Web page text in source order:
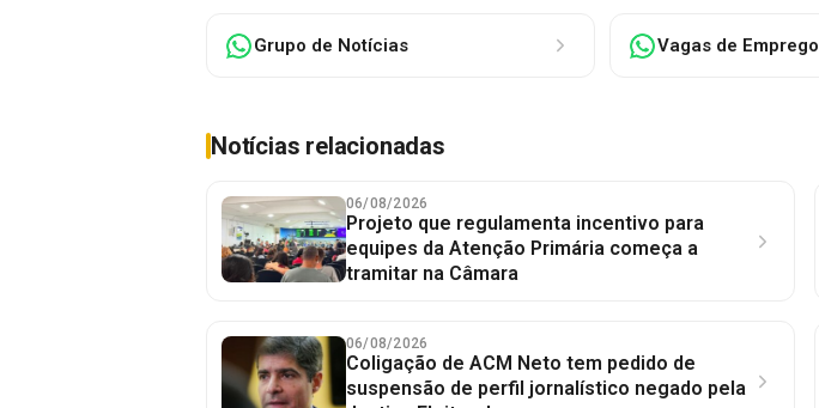
Grupo de Notícias Vagas de Emprego
Notícias relacionadas
06/08/2026
Projeto que regulamenta incentivo para
equipes da Atenção Primária começa a
tramitar na Câmara
06/08/2026
Coligação de ACM Neto tem pedido de
suspensão de perfil jornalístico negado pela